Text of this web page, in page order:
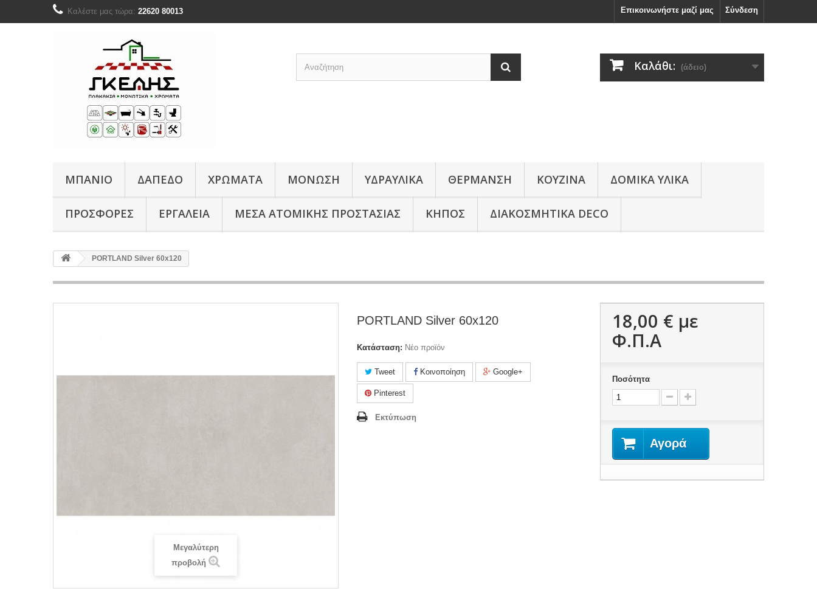
Σύνδεση
Επικοινωνήστε μαζί μας
Καλέστε μας τώρα: 22620 80013
Καλάθι: (άδειο)
ΜΠΑΝΙΟ ΔΆΠΕΔΟ ΧΡΏΜΑΤΑ ΜΟΝΩΣΗ ΥΔΡΑΥΛΙΚΑ ΘΕΡΜΑΝΣΗ ΚΟΥΖΙΝΑ ΔΟΜΙΚΑ ΥΛΙΚΑ
ΠΡΟΣΦΟΡΈΣ ΕΡΓΑΛΕΙΑ ΜΕΣΑ ΑΤΟΜΙΚΗΣ ΠΡΟΣΤΑΣΙΑΣ ΚΗΠΟΣ ΔΙΑΚΟΣΜΗΤΙΚΑ DECO
PORTLAND Silver 60x120
Μεγαλύτερη
προβολή
PORTLAND Silver 60x120
Κατάσταση: Νέο προϊόν
Tweet Κοινοποίηση Google+
Pinterest
Εκτύπωση
18,00 € με
Φ.Π.Α
Ποσότητα
Αγορά